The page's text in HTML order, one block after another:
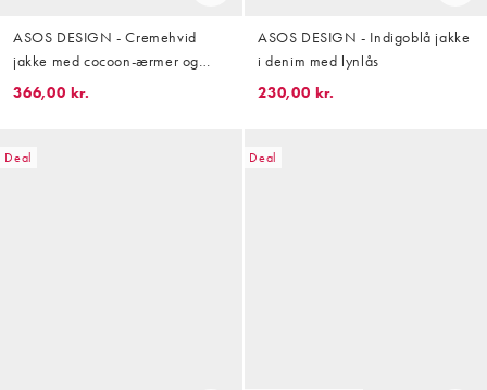
ASOS DESIGN - Cremehvid
jakke med cocoon-ærmer og
indsyet talje
366,00 kr.
ASOS DESIGN - Indigoblå jakke
i denim med lynlås
230,00 kr.
Deal Deal